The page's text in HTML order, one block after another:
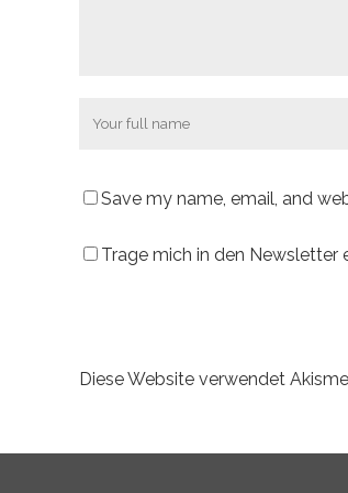
Save my name, email, and
Trage mich in den Newsletter
Diese Website verwendet